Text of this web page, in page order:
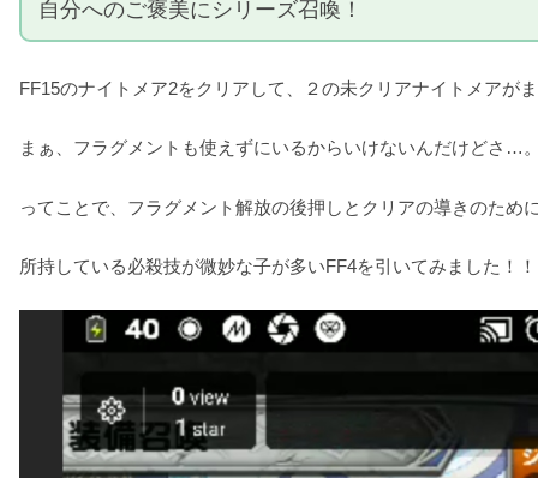
自分へのご褒美にシリーズ召喚！
FF15のナイトメア2をクリアして、２の未クリアナイトメアが
まぁ、フラグメントも使えずにいるからいけないんだけどさ…
ってことで、フラグメント解放の後押しとクリアの導きのため
所持している必殺技が微妙な子が多いFF4を引いてみました！！